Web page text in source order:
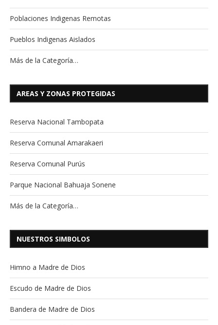
Poblaciones Indigenas Remotas
Pueblos Indigenas Aislados
Más de la Categoría…
AREAS Y ZONAS PROTEGIDAS
Reserva Nacional Tambopata
Reserva Comunal Amarakaeri
Reserva Comunal Purús
Parque Nacional Bahuaja Sonene
Más de la Categoría…
NUESTROS SIMBOLOS
Himno a Madre de Dios
Escudo de Madre de Dios
Bandera de Madre de Dios